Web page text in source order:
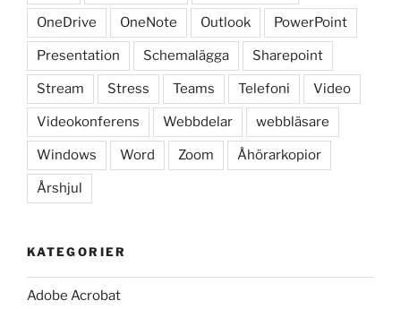
OneDrive OneNote Outlook PowerPoint
Presentation Schemalägga Sharepoint
Stream Stress Teams Telefoni Video
Videokonferens Webbdelar webbläsare
Windows Word Zoom Åhörarkopior
Årshjul
KATEGORIER
Adobe Acrobat